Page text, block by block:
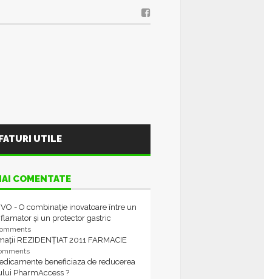
UTILE
COMENTATE
- O combinație inovatoare între un
și un protector gastric
REZIDENȚIAT 2011 FARMACIE
beneficiaza de reducerea
PharmAccess ?